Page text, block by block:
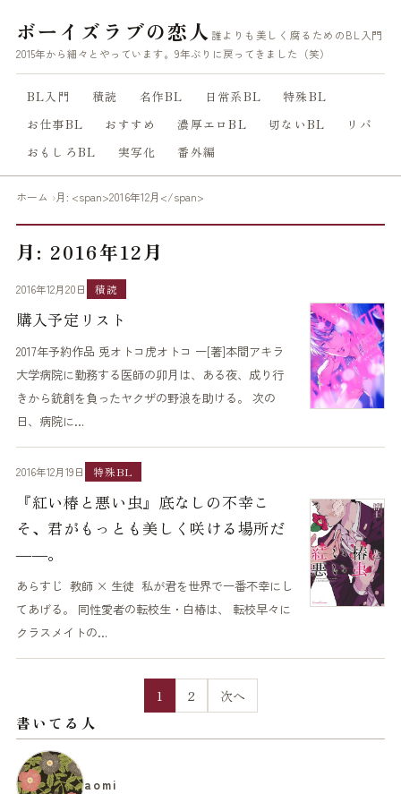
ボーイズラブの恋人 誰よりも美しく腐るためのBL入門
2015年から細々とやっています。9年ぶりに戻ってきました（笑）
BL入門 積読 名作BL 日常系BL
特殊BL
お仕事BL
おすすめ 濃厚エロBL 切ないBL
リバ
おもしろBL
実写化 番外編
ホーム 月: <span>2016年12月</span>
月: 2016年12月
2016年12月20日 積読
購入予定リスト
2017年予約作品 兎オトコ虎オトコ 一[著]本間アキラ
大学病院に勤務する医師の卯月は、ある夜、成り行
きから銃創を負ったヤクザの野浪を助ける。 次の
日、病院に…
2016年12月19日 特殊BL
『紅い椿と悪い虫』底なしの不幸こ
そ、君がもっとも美しく咲ける場所だ
――。
あらすじ 教師 × 生徒 私が君を世界で一番不幸にし
てあげる。 同性愛者の転校生・白椿は、 転校早々に
クラスメイトの…
1 2 次へ
書いてる人
aomi